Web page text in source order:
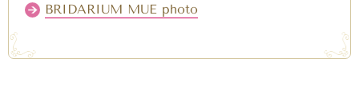
BRIDARIUM MUE photo